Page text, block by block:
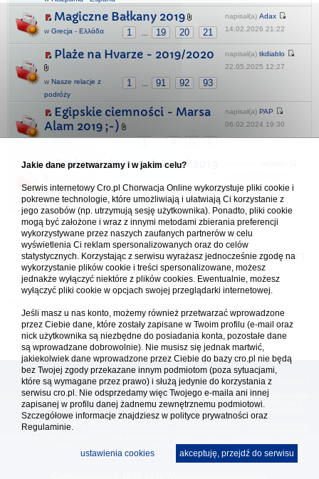
Magiczne Bałkany 2019
1 19 20 21
w Grecja - Ελλάδα
napisał(a) Adax
14.02.2026 21:22
Plaże na Hvarze - 2019/2020
1 91 92 93
w Nasze relacje z
podróży
napisał(a) tkdiablo
22.05.2025 12:27
Egipskie ciemności - Marsa
Alam 2019 ;-)
1 4 5 6
wAfryka
napisał(a) PAP
06.02.2024 19:30
Baska Voda 2017 i 2018 i 2019
1 ... 5 6 7
wNasze relacje z
podróży
Forum Chorwacja Online - Cro.pl
Usuń ciasteczka• Strefa czasowa: UTC + 1 (Polska - czas zimowy) [ DST
[reklama ] [
Platforma cro.pl© Chorwacja online™ wykorzystuje cookies do prawidłowego działania, te pliki
gromadzą na Twoim komputerze dane ułatwiające korzystanie z serwisu; więcej informacji w
Redakcja platformy cro.pl© Chorwacja online™ nie odpowiada za treści zamieszczone przez
użytkowników. Korzystanie z serwisu oznacza akceptację regulaminu. Serwis ma charakter
się organizacją imprez turystycznych oraz nie odpowiada za treść zamieszczonych reklam.
Jakie dane przetwarzamy i w jakim celu?
Serwis internetowy Cro.pl Chorwacja Online wykorzystuje pliki cookie i
pokrewne technologie, które umożliwiają i ułatwiają Ci korzystanie z
jego zasobów (np. utrzymują sesję użytkownika). Ponadto, pliki cookie
mogą być założone i wraz z innymi metodami zbierania preferencji
wykorzystywane przez naszych zaufanych partnerów w celu
wyświetlenia Ci reklam spersonalizowanych oraz do celów
statystycznych. Korzystając z serwisu wyrażasz jednocześnie zgodę na
wykorzystanie plików cookie i treści spersonalizowane, możesz
jednakże wyłączyć niektóre z plików cookies. Ewentualnie, możesz
wyłączyć pliki cookie w opcjach swojej przeglądarki internetowej.
Jeśli masz u nas konto, możemy również przetwarzać wprowadzone
przez Ciebie dane, które zostały zapisane w Twoim profilu (e-mail oraz
nick użytkownika są niezbędne do posiadania konta, pozostałe dane
są wprowadzane dobrowolnie). Nie musisz się jednak martwić,
jakiekolwiek dane wprowadzone przez Ciebie do bazy cro.pl nie będą
bez Twojej zgody przekazane innym podmiotom (poza sytuacjami,
które są wymagane przez prawo) i służą jedynie do korzystania z
serwisu cro.pl. Nie odsprzedamy więc Twojego e-maila ani innej
zapisanej w profilu danej żadnemu zewnętrznemu podmiotowi.
Szczegółowe informacje znajdziesz w polityce prywatności oraz
Regulaminie.
akceptuję, przejdź do serwisu
ustawienia cookies